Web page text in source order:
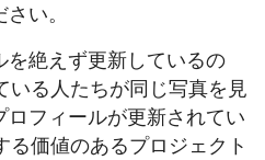
い。
を絶えず更新しているの
いる人たちが同じ写真を見
ロフィールが更新されてい
る価値のあるプロジェクト